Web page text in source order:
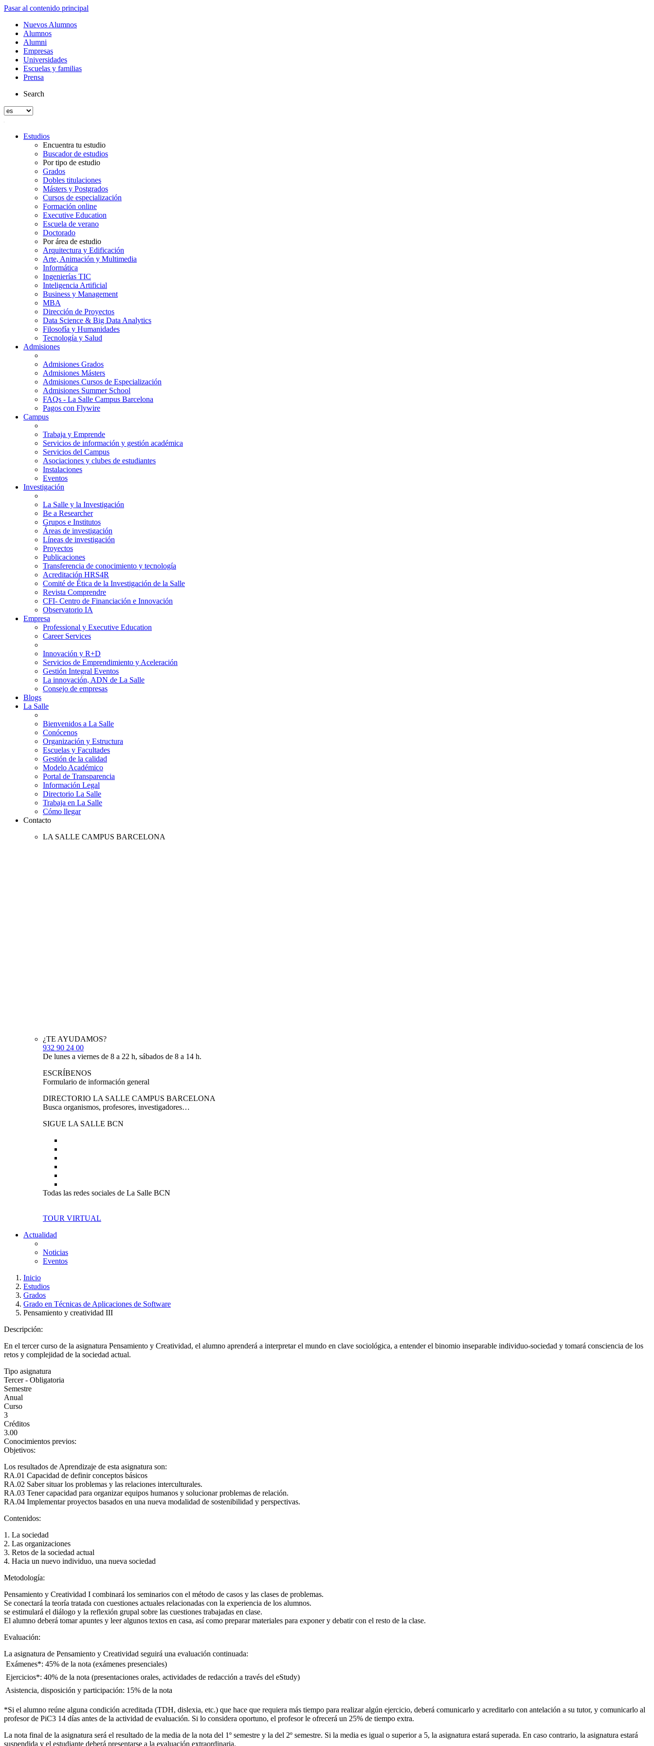
Pasar al contenido principal
Nuevos Alumnos
Alumnos
Alumni
Empresas
Universidades
Escuelas y familias
Prensa
Search
Estudios
Encuentra tu estudio
Buscador de estudios
Por tipo de estudio
Grados
Dobles titulaciones
Másters y Postgrados
Cursos de especialización
Formación online
Executive Education
Escuela de verano
Doctorado
Por área de estudio
Arquitectura y Edificación
Arte, Animación y Multimedia
Informática
Ingenierías TIC
Inteligencia Artificial
Business y Management
MBA
Dirección de Proyectos
Data Science & Big Data Analytics
Filosofía y Humanidades
Tecnología y Salud
Admisiones
Admisiones Grados
Admisiones Másters
Admisiones Cursos de Especialización
Admisiones Summer School
FAQs - La Salle Campus Barcelona
Pagos con Flywire
Campus
Trabaja y Emprende
Servicios de información y gestión académica
Servicios del Campus
Asociaciones y clubes de estudiantes
Instalaciones
Eventos
Investigación
La Salle y la Investigación
Be a Researcher
Grupos e Institutos
Áreas de investigación
Líneas de investigación
Proyectos
Publicaciones
Transferencia de conocimiento y tecnología
Acreditación HRS4R
Comité de Ética de la Investigación de la Salle
Revista Comprendre
CFI- Centro de Financiación e Innovación
Observatorio IA
Empresa
Professional y Executive Education
Career Services
Innovación y R+D
Servicios de Emprendimiento y Aceleración
Gestión Integral Eventos
La innovación, ADN de La Salle
Consejo de empresas
Blogs
La Salle
Bienvenidos a La Salle
Conócenos
Organización y Estructura
Escuelas y Facultades
Gestión de la calidad
Modelo Académico
Portal de Transparencia
Información Legal
Directorio La Salle
Trabaja en La Salle
Cómo llegar
Contacto
LA SALLE CAMPUS BARCELONA
¿TE AYUDAMOS?
932 90 24 00
De lunes a viernes de 8 a 22 h, sábados de 8 a 14 h.
ESCRÍBENOS
Formulario de información general
DIRECTORIO LA SALLE CAMPUS BARCELONA
Busca organismos, profesores, investigadores…
SIGUE LA SALLE BCN
Todas las redes sociales de La Salle BCN
TOUR VIRTUAL
Actualidad
Noticias
Eventos
Inicio
Estudios
Grados
Grado en Técnicas de Aplicaciones de Software
Pensamiento y creatividad III
Descripción:
En el tercer curso de la asignatura Pensamiento y Creatividad, el alumno aprenderá a interpretar el mundo en clave sociológica, a entender el binomio inseparable individuo-sociedad y tomará consciencia de los
retos y complejidad de la sociedad actual.
Tipo asignatura
Tercer - Obligatoria
Semestre
Anual
Curso
3
Créditos
3.00
Conocimientos previos:
Objetivos:
Los resultados de Aprendizaje de esta asignatura son:
RA.01 Capacidad de definir conceptos básicos
RA.02 Saber situar los problemas y las relaciones interculturales.
RA.03 Tener capacidad para organizar equipos humanos y solucionar problemas de relación.
RA.04 Implementar proyectos basados en una nueva modalidad de sostenibilidad y perspectivas.
Contenidos:
1. La sociedad
2. Las organizaciones
3. Retos de la sociedad actual
4. Hacia un nuevo individuo, una nueva sociedad
Metodología:
Pensamiento y Creatividad I combinará los seminarios con el método de casos y las clases de problemas.
Se conectará la teoría tratada con cuestiones actuales relacionadas con la experiencia de los alumnos.
se estimulará el diálogo y la reflexión grupal sobre las cuestiones trabajadas en clase.
El alumno deberá tomar apuntes y leer algunos textos en casa, así como preparar materiales para exponer y debatir con el resto de la clase.
Evaluación:
La asignatura de Pensamiento y Creatividad seguirá una evaluación continuada:
 Exámenes*: 45% de la nota (exámenes presenciales)
 Ejercicios*: 40% de la nota (presentaciones orales, actividades de redacción a través del eStudy)
 Asistencia, disposición y participación: 15% de la nota
*Si el alumno reúne alguna condición acreditada (TDH, dislexia, etc.) que hace que requiera más tiempo para realizar algún ejercicio, deberá comunicarlo y acreditarlo con antelación a su tutor, y comunicarlo al
profesor de PiC3 14 días antes de la actividad de evaluación. Si lo considera oportuno, el profesor le ofrecerá un 25% de tiempo extra.
La nota final de la asignatura será el resultado de la media de la nota del 1º semestre y la del 2º semestre. Si la media es igual o superior a 5, la asignatura estará superada. En caso contrario, la asignatura estará
suspendida y el estudiante deberá presentarse a la evaluación extraordinaria.